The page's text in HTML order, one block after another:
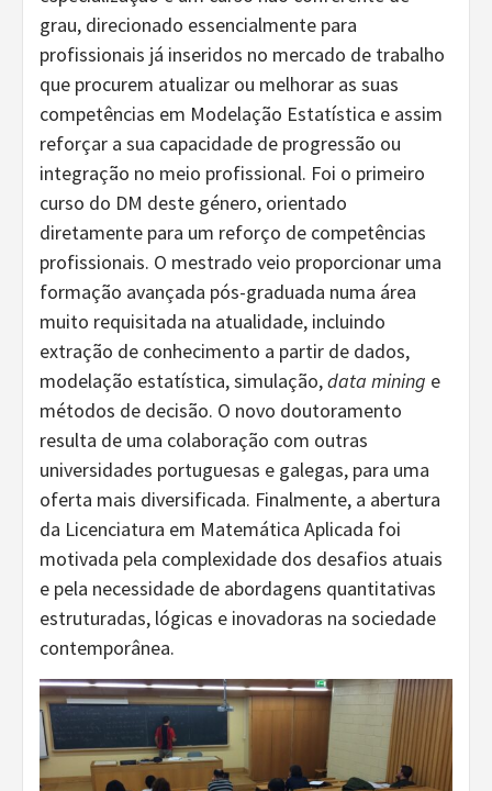
grau, direcionado essencialmente para
profissionais já inseridos no mercado de trabalho
que procurem atualizar ou melhorar as suas
competências em Modelação Estatística e assim
reforçar a sua capacidade de progressão ou
integração no meio profissional. Foi o primeiro
curso do DM deste género, orientado
diretamente para um reforço de competências
profissionais. O mestrado veio proporcionar uma
formação avançada pós-graduada numa área
muito requisitada na atualidade, incluindo
extração de conhecimento a partir de dados,
modelação estatística, simulação,data mining e
métodos de decisão. O novo doutoramento
resulta de uma colaboração com outras
universidades portuguesas e galegas, para uma
oferta mais diversificada. Finalmente, a abertura
da Licenciatura em Matemática Aplicada foi
motivada pela complexidade dos desafios atuais
e pela necessidade de abordagens quantitativas
estruturadas, lógicas e inovadoras na sociedade
contemporânea.